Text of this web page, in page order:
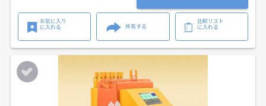
お気に入り
に入れる
共有する
比較リスト
に入れる